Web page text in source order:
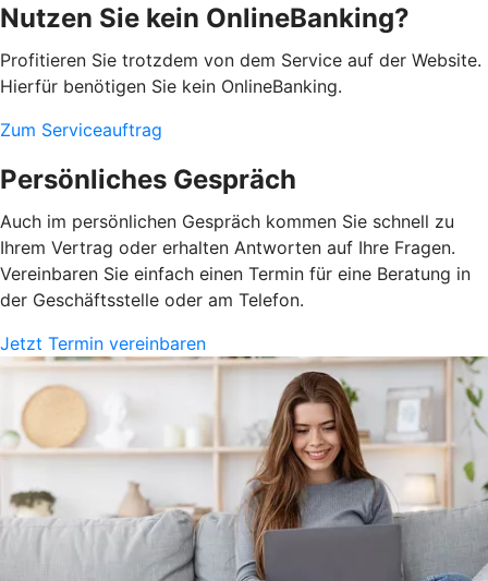
Nutzen Sie kein OnlineBanking?
Profitieren Sie trotzdem von dem Service auf der Website.
Hierfür benötigen Sie kein OnlineBanking.
Zum Serviceauftrag
Persönliches Gespräch
Auch im persönlichen Gespräch kommen Sie schnell zu
Ihrem Vertrag oder erhalten Antworten auf Ihre Fragen.
Vereinbaren Sie einfach einen Termin für eine Beratung in
der Geschäftsstelle oder am Telefon.
Jetzt Termin vereinbaren